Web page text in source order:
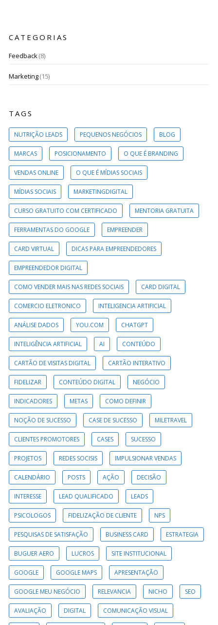
CATEGORIAS
Feedback(8)
Marketing(15)
TAGS
NUTRIÇÃO LEADS PEQUENOS NEGÓCIOS BLOG
MARCAS POSICIONAMENTO O QUE É BRANDING
VENDAS ONLINE O QUE É MÍDIAS SOCIAIS
MÍDIAS SOCIAIS MARKETINGDIGITAL
CURSO GRATUITO COM CERTIFICADO MENTORIA GRATUITA
FERRAMENTAS DO GOOGLE EMPREENDER
CARD VIRTUAL DICAS PARA EMPREENDEDORES
EMPREENDEDOR DIGITAL
COMO VENDER MAIS NAS REDES SOCIAIS CARD DIGITAL
COMERCIO ELETRONICO INTELIGENCIA ARTIFICIAL
ANÁLISE DADOS YOU.COM CHATGPT
INTELIGÊNCIA ARTIFICIAL AI CONTEÚDO
CARTÃO DE VISITAS DIGITAL CARTÃO INTERATIVO
FIDELIZAR CONTEÚDO DIGITAL NEGÓCIO
INDICADORES METAS COMO DEFINIR
NOÇÃO DE SUCESSO CASE DE SUCESSO MILETRAVEL
CLIENTES PROMOTORES CASES SUCESSO
PROJETOS REDES SOCISIS IMPULSIONAR VENDAS
CALENDÁRIO POSTS AÇÃO DECISÃO
INTERESSE LEAD QUALIFICADO LEADS
PSICOLOGOS FIDELIZAÇÃO DE CLIENTE NPS
PESQUISAS DE SATISFAÇÃO BUSINESS CARD ESTRATEGIA
BUGUER AERO LUCROS SITE INSTITUCIONAL
GOOGLE GOOGLE MAPS APRESENTAÇÃO
GOOGLE MEU NEGÓCIO RELEVANCIA NICHO SEO
AVALIAÇÃO DIGITAL COMUNICAÇÃO VISUAL